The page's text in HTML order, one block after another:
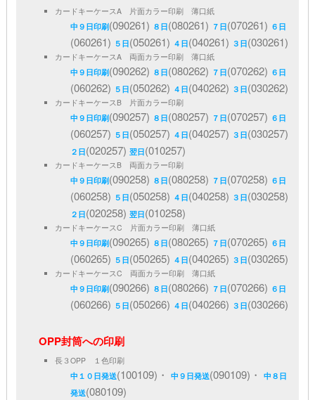
カードキーケースA 片面カラー印刷 薄口紙
中９日印刷(090261) ８日(080261) ７日(070261) ６日
(060261) ５日(050261) ４日(040261) ３日(030261)
カードキーケースA 両面カラー印刷 薄口紙
中９日印刷(090262) ８日(080262) ７日(070262) ６日
(060262) ５日(050262) ４日(040262) ３日(030262)
カードキーケースB 片面カラー印刷
中９日印刷(090257) ８日(080257) ７日(070257) ６日
(060257) ５日(050257) ４日(040257) ３日(030257)
２日(020257)翌日(010257)
カードキーケースB 両面カラー印刷
中９日印刷(090258) ８日(080258) ７日(070258) ６日
(060258) ５日(050258) ４日(040258) ３日(030258)
２日(020258)翌日(010258)
カードキーケースC 片面カラー印刷 薄口紙
中９日印刷(090265) ８日(080265) ７日(070265) ６日
(060265) ５日(050265) ４日(040265) ３日(030265)
カードキーケースC 両面カラー印刷 薄口紙
中９日印刷(090266) ８日(080266) ７日(070266) ６日
(060266) ５日(050266) ４日(040266) ３日(030266)
OPP封筒への印刷
長３OPP １色印刷
中１０日発送(100109)・中９日発送(090109)・中８日
発送(080109)